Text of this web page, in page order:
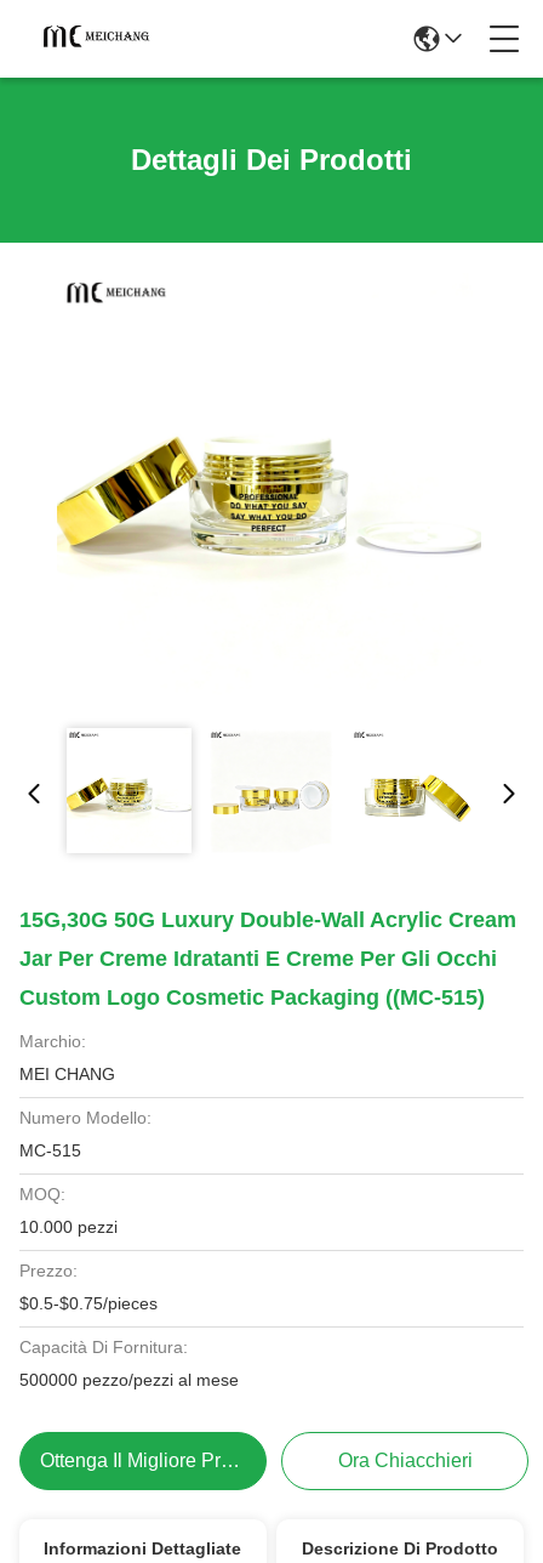
Dettagli Dei Prodotti
15G,30G 50G Luxury Double-Wall Acrylic Cream
Jar Per Creme Idratanti E Creme Per Gli Occhi
Custom Logo Cosmetic Packaging ((MC-515)
Marchio:
MEI CHANG
Numero Modello:
MC-515
MOQ:
10.000 pezzi
Prezzo:
$0.5-$0.75/pieces
Capacità Di Fornitura:
500000 pezzo/pezzi al mese
Ottenga Il Migliore Prezzo Ora Chiacchieri
Informazioni Dettagliate Descrizione Di Prodotto